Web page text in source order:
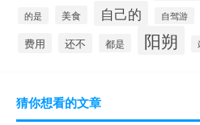
的是 美食 自己的 自驾游
费用 还不 都是 阳朔
猜你想看的文章